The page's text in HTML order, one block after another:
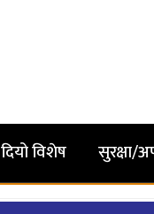
दियो विशेष सुरक्षा/